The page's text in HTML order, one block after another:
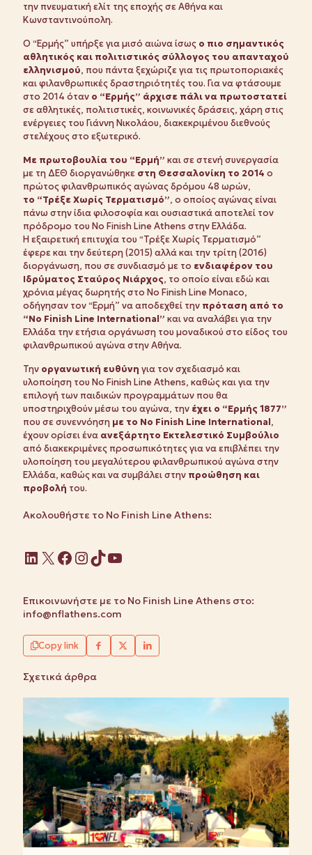
την πνευματική ελίτ της εποχής σε Αθήνα και
Κωνσταντινούπολη.
Ο “Ερμής” υπήρξε για μισό αιώνα ίσως ο πιο σημαντικός
αθλητικός και πολιτιστικός σύλλογος του απανταχού
ελληνισμού, που πάντα ξεχώριζε για τις πρωτοποριακές
και φιλανθρωπικές δραστηριότητές του. Για να φτάσουμε
στο 2014 όταν ο “Ερμής” άρχισε πάλι να πρωτοστατεί
σε αθλητικές, πολιτιστικές, κοινωνικές δράσεις, χάρη στις
ενέργειες του Γιάννη Νικολάου, διακεκριμένου διεθνούς
στελέχους στο εξωτερικό.
Με πρωτοβουλία του “Ερμή” και σε στενή συνεργασία
με τη ΔΕΘ διοργανώθηκε στη Θεσσαλονίκη το 2014 ο
πρώτος φιλανθρωπικός αγώνας δρόμου 48 ωρών,
το “Τρέξε Χωρίς Τερματισμό”, ο οποίος αγώνας είναι
πάνω στην ίδια φιλοσοφία και ουσιαστικά αποτελεί τον
πρόδρομο του No Finish Line Athens στην Ελλάδα.
Η εξαιρετική επιτυχία του “Τρέξε Χωρίς Τερματισμό”
έφερε και την δεύτερη (2015) αλλά και την τρίτη (2016)
διοργάνωση, που σε συνδιασμό με το ενδιαφέρον του
Ιδρύματος Σταύρος Νιάρχος, το οποίο είναι εδώ και
χρόνια μέγας δωρητής στο No Finish Line Monaco,
οδήγησαν τον “Ερμή” να αποδεχθεί την πρόταση από το
“No Finish Line International” και να αναλάβει για την
Ελλάδα την ετήσια οργάνωση του μοναδικού στο είδος του
φιλανθρωπικού αγώνα στην Αθήνα.
Την οργανωτική ευθύνη για τον σχεδιασμό και
υλοποίηση του No Finish Line Athens, καθώς και για την
επιλογή των παιδικών προγραμμάτων που θα
υποστηριχθούν μέσω του αγώνα, την έχει ο “Ερμής 1877”
που σε συνεννόηση με το No Finish Line International,
έχουν ορίσει ένα ανεξάρτητο Εκτελεστικό Συμβούλιο
από διακεκριμένες προσωπικότητες για να επιβλέπει την
υλοποίηση του μεγαλύτερου φιλανθρωπικού αγώνα στην
Ελλάδα, καθώς και να συμβάλει στην προώθηση και
προβολή του.
Ακολουθήστε το No Finish Line Athens:
Linkedin
X Facebook
Instagram
TikTok
YouTube
Επικοινωνήστε με το No Finish Line Athens στο:
info@nflathens.com
Copy link
Σχετικά άρθρα